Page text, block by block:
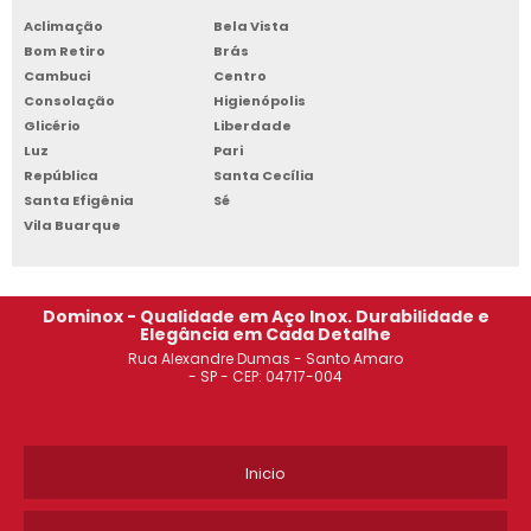
ROUPEIRO DE AÇO SOROCABA
ESTANTE DE AÇO PREÇO JABAQUARA
ARMÁRIO DE AÇO DE ESCRITÓRIO SACOMÃ
ESTANTE DE AÇO PARA ESCRITÓRIO OSASCO
ROUPEIRO DE AÇO COM CHAVE SANTO ANDRÉ
ARMÁRIO DE AÇO ROUPEIRO GUARULHOS
Aclimação
Bela Vista
Bom Retiro
Brás
Cambuci
Centro
Consolação
Higienópolis
Glicério
Liberdade
Luz
Pari
República
Santa Cecília
Santa Efigênia
Sé
Vila Buarque
Dominox - Qualidade em Aço Inox. Durabilidade e
Elegância em Cada Detalhe
Rua Alexandre Dumas - Santo Amaro
- SP - CEP: 04717-004
Inicio